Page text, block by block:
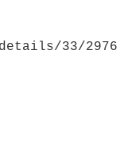
33/2976